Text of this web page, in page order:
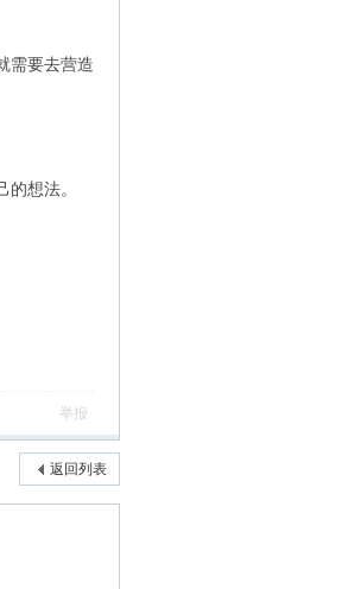
需要去营造
想法。
举报
返回列表